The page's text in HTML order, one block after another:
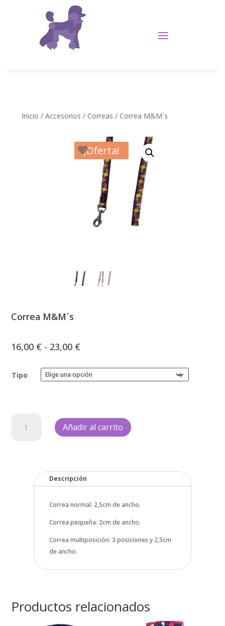
Inicio / Accesorios / Correas / Correa M&M´s
¡Oferta!
Correa M&M´s
16,00 € - 23,00 €
precios:
desde
23,00 €
Tipo
M&M
Añadir al carrito
Descripción
Correa normal: 2,5cm de ancho.
Correa pequeña: 2cm de ancho.
Correa multiposición: 3 posiciones y 2,5cm
de ancho.
Productos relacionados